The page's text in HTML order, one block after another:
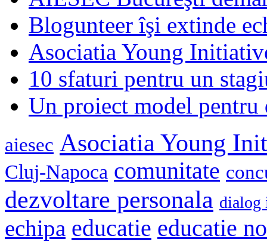
Blogunteer îşi extinde
Asociatia Young
10 sfaturi pentru un
Un proiect model
aiesec Asociatia Young
Cluj-Napoca comunitate
dezvoltare personala dialog
echipa educatie educatie